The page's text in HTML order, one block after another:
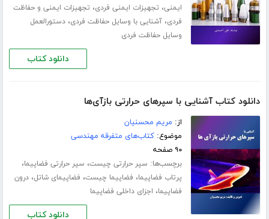
ایمنی، تجهیزات ایمنی فردی، تجهیزات ایمنی و حفاظت
فردی،آشنایی با وسایل حفاظت فردی،دستورالعمل
وسایل حفاظت فردی
دانلود کتاب
دانلود کتاب آشنایی با سپرهای حرارتی بازآی‌ها
از: مریم محسنیان
موضوع:کتاب‌های متفرقه مهندسی
۹۰ صفحه
برچسب‌ها: سپر حرارتی چیست، سپر حرارتی فضاپیما،
پرتاب فضاپیما، فضاپیما چیست، فضاپیمای شاتل،درون
فضاپیما، اجزای داخلی فضاپیما
دانلود کتاب